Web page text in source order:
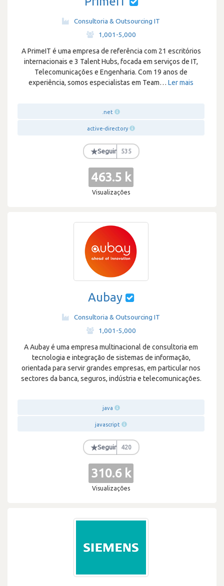
Consultoria & Outsourcing IT
1,001-5,000
A PrimeIT é uma empresa de referência com 21 escritórios
internacionais e 3 Talent Hubs, focada em serviços de IT,
Telecomunicações e Engenharia. Com 19 anos de
experiência, somos especialistas em Team… Ler mais
.net
active-directory
★Seguir 535
463.5 k
Visualizações
Aubay
Consultoria & Outsourcing IT
1,001-5,000
A Aubay é uma empresa multinacional de consultoria em
tecnologia e integração de sistemas de informação,
orientada para servir grandes empresas, em particular nos
sectores da banca, seguros, indústria e telecomunicações.
java
javascript
★Seguir 420
310.6 k
Visualizações